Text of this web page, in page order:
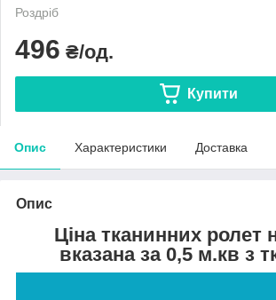
Роздріб
496 ₴/од.
Купити
Опис Характеристики Доставка
Опис
Ціна тканинних ролет
вказана за 0,5 м.кв з